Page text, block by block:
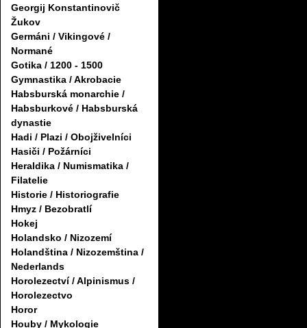
Georgij Konstantinovič
Žukov
Germáni / Vikingové /
Normané
Gotika / 1200 - 1500
Gymnastika / Akrobacie
Habsburská monarchie /
Habsburkové / Habsburská
dynastie
Hadi / Plazi / Obojživelníci
Hasiči / Požárníci
Heraldika / Numismatika /
Filatelie
Historie / Historiografie
Hmyz / Bezobratlí
Hokej
Holandsko / Nizozemí
Holandština / Nizozemština /
Nederlands
Horolezectví / Alpinismus /
Horolezectvo
Horor
Houby / Mykologie